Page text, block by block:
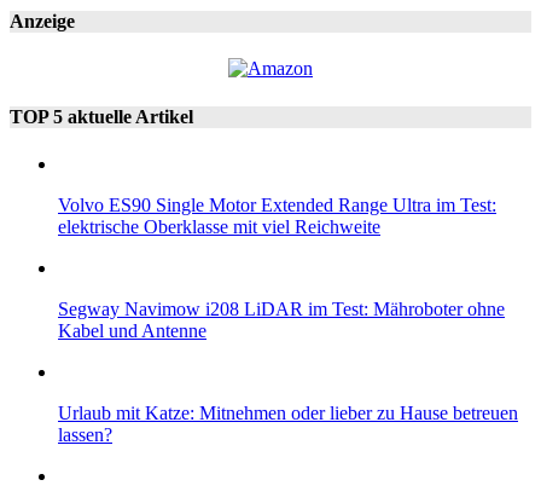
Anzeige
TOP 5 aktuelle Artikel
Volvo ES90 Single Motor Extended Range Ultra im Test:
elektrische Oberklasse mit viel Reichweite
Segway Navimow i208 LiDAR im Test: Mähroboter ohne
Kabel und Antenne
Urlaub mit Katze: Mitnehmen oder lieber zu Hause betreuen
lassen?